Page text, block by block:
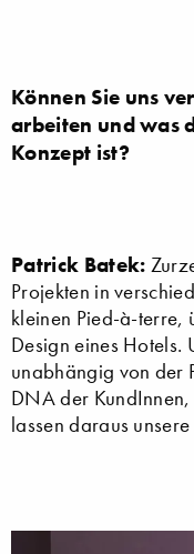
Können Sie uns
arbeiten und was
Konzept ist?
Patrick Batek:
Projekten in
kleinen Pied-à-terre,
Design eines Hotels.
unabhängig von der
DNA der
lassen daraus